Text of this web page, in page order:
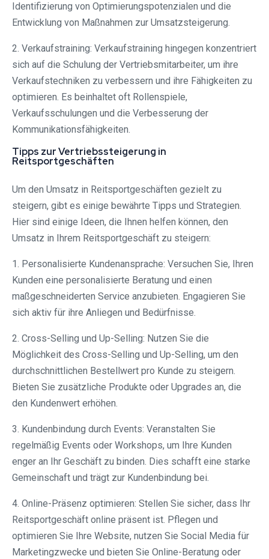
Identifizierung von Optimierungspotenzialen und die
Entwicklung von Maßnahmen zur Umsatzsteigerung.
2. Verkaufstraining: Verkaufstraining hingegen konzentriert
sich auf die Schulung der Vertriebsmitarbeiter, um ihre
Verkaufstechniken zu verbessern und ihre Fähigkeiten zu
optimieren. Es beinhaltet oft Rollenspiele,
Verkaufsschulungen und die Verbesserung der
Kommunikationsfähigkeiten.
Tipps zur Vertriebssteigerung in
Reitsportgeschäften
Um den Umsatz in Reitsportgeschäften gezielt zu
steigern, gibt es einige bewährte Tipps und Strategien.
Hier sind einige Ideen, die Ihnen helfen können, den
Umsatz in Ihrem Reitsportgeschäft zu steigern:
1. Personalisierte Kundenansprache: Versuchen Sie, Ihren
Kunden eine personalisierte Beratung und einen
maßgeschneiderten Service anzubieten. Engagieren Sie
sich aktiv für ihre Anliegen und Bedürfnisse.
2. Cross-Selling und Up-Selling: Nutzen Sie die
Möglichkeit des Cross-Selling und Up-Selling, um den
durchschnittlichen Bestellwert pro Kunde zu steigern.
Bieten Sie zusätzliche Produkte oder Upgrades an, die
den Kundenwert erhöhen.
3. Kundenbindung durch Events: Veranstalten Sie
regelmäßig Events oder Workshops, um Ihre Kunden
enger an Ihr Geschäft zu binden. Dies schafft eine starke
Gemeinschaft und trägt zur Kundenbindung bei.
4. Online-Präsenz optimieren: Stellen Sie sicher, dass Ihr
Reitsportgeschäft online präsent ist. Pflegen und
optimieren Sie Ihre Website, nutzen Sie Social Media für
Marketingzwecke und bieten Sie Online-Beratung oder